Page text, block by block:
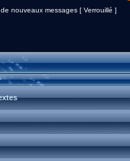
nouveaux messages [ Verrouillé ]